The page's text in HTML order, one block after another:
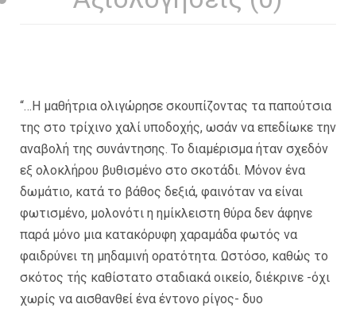
“…Η μαθήτρια ολιγώρησε σκουπίζοντας τα παπούτσια
της στο τρίχινο χαλί υποδοχής, ωσάν να επεδίωκε την
αναβολή της συνάντησης. Το διαμέρισμα ήταν σχεδόν
εξ ολοκλήρου βυθισμένο στο σκοτάδι. Μόνον ένα
δωμάτιο, κατά το βάθος δεξιά, φαινόταν να είναι
φωτισμένο, μολονότι η ημίκλειστη θύρα δεν άφηνε
παρά μόνο μια κατακόρυφη χαραμάδα φωτός να
φαιδρύνει τη μηδαμινή ορατότητα. Ωστόσο, καθώς το
σκότος τής καθίστατο σταδιακά οικείο, διέκρινε -όχι
χωρίς να αισθανθεί ένα έντονο ρίγος- δυο